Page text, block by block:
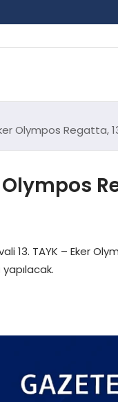
Olympos Regatta,
Olympos
13. TAYK – Eker